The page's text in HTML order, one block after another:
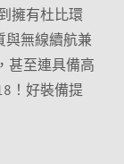
擁有杜比環
與無線續航兼
甚至連具備高
！好裝備提